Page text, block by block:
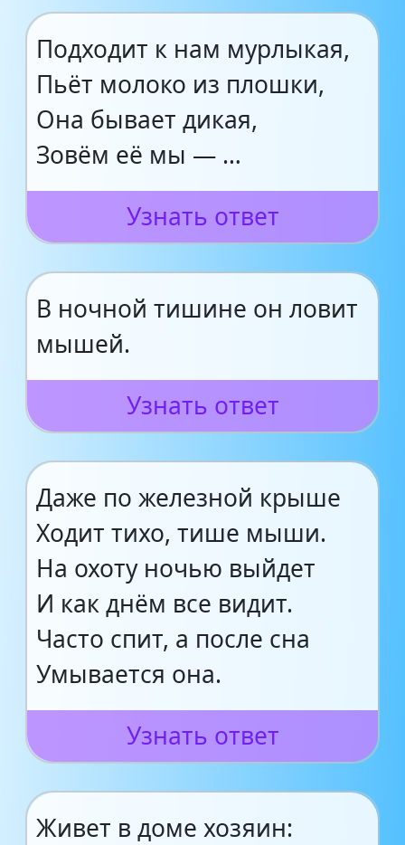
Подходит к нам мурлыкая,
Пьёт молоко из плошки,
Она бывает дикая,
Зовём её мы — …
Узнать ответ
В ночной тишине он ловит
мышей.
Узнать ответ
Даже по железной крыше
Ходит тихо, тише мыши.
На охоту ночью выйдет
И как днём все видит.
Часто спит, а после сна
Умывается она.
Узнать ответ
Живет в доме хозяин: